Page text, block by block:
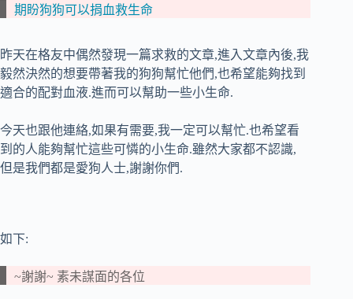
期盼狗狗可以捐血救生命
昨天在格友中偶然發現一篇求救的文章,進入文章內後,我
毅然決然的想要帶著我的狗狗幫忙他們,也希望能夠找到
適合的配對血液.進而可以幫助一些小生命.
今天也跟他連絡,如果有需要,我一定可以幫忙.也希望看
到的人能夠幫忙這些可憐的小生命.雖然大家都不認識,
但是我們都是愛狗人士,謝謝你們.
如下:
~謝謝~ 素未謀面的各位